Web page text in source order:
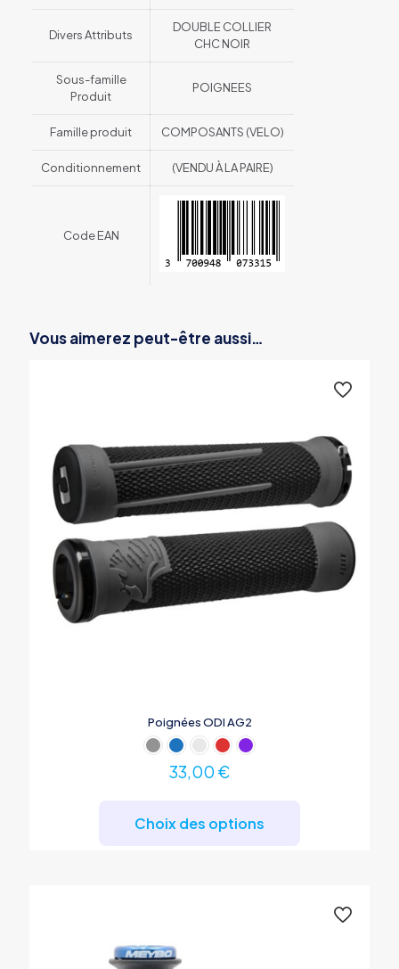
Divers Attributs
DOUBLE COLLIER
CHC NOIR
Sous-famille
Produit
POIGNEES
Famille produit COMPOSANTS (VELO)
Conditionnement (VENDU À LA PAIRE)
Code EAN
Vous aimerez peut-être aussi…
Poignées ODI AG2
33,00 €
Choix des options
peuvent